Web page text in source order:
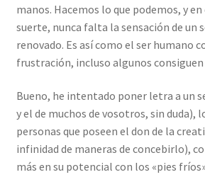
manos. Hacemos lo que podemos, y
suerte, nunca falta la sensación de un
renovado. Es así como el ser humano
frustración, incluso algunos
Bueno, he intentado poner letra a un
y el de muchos de vosotros, sin duda),
personas que poseen el don de la
infinidad de maneras de concebirlo),
más en su potencial con los «pies